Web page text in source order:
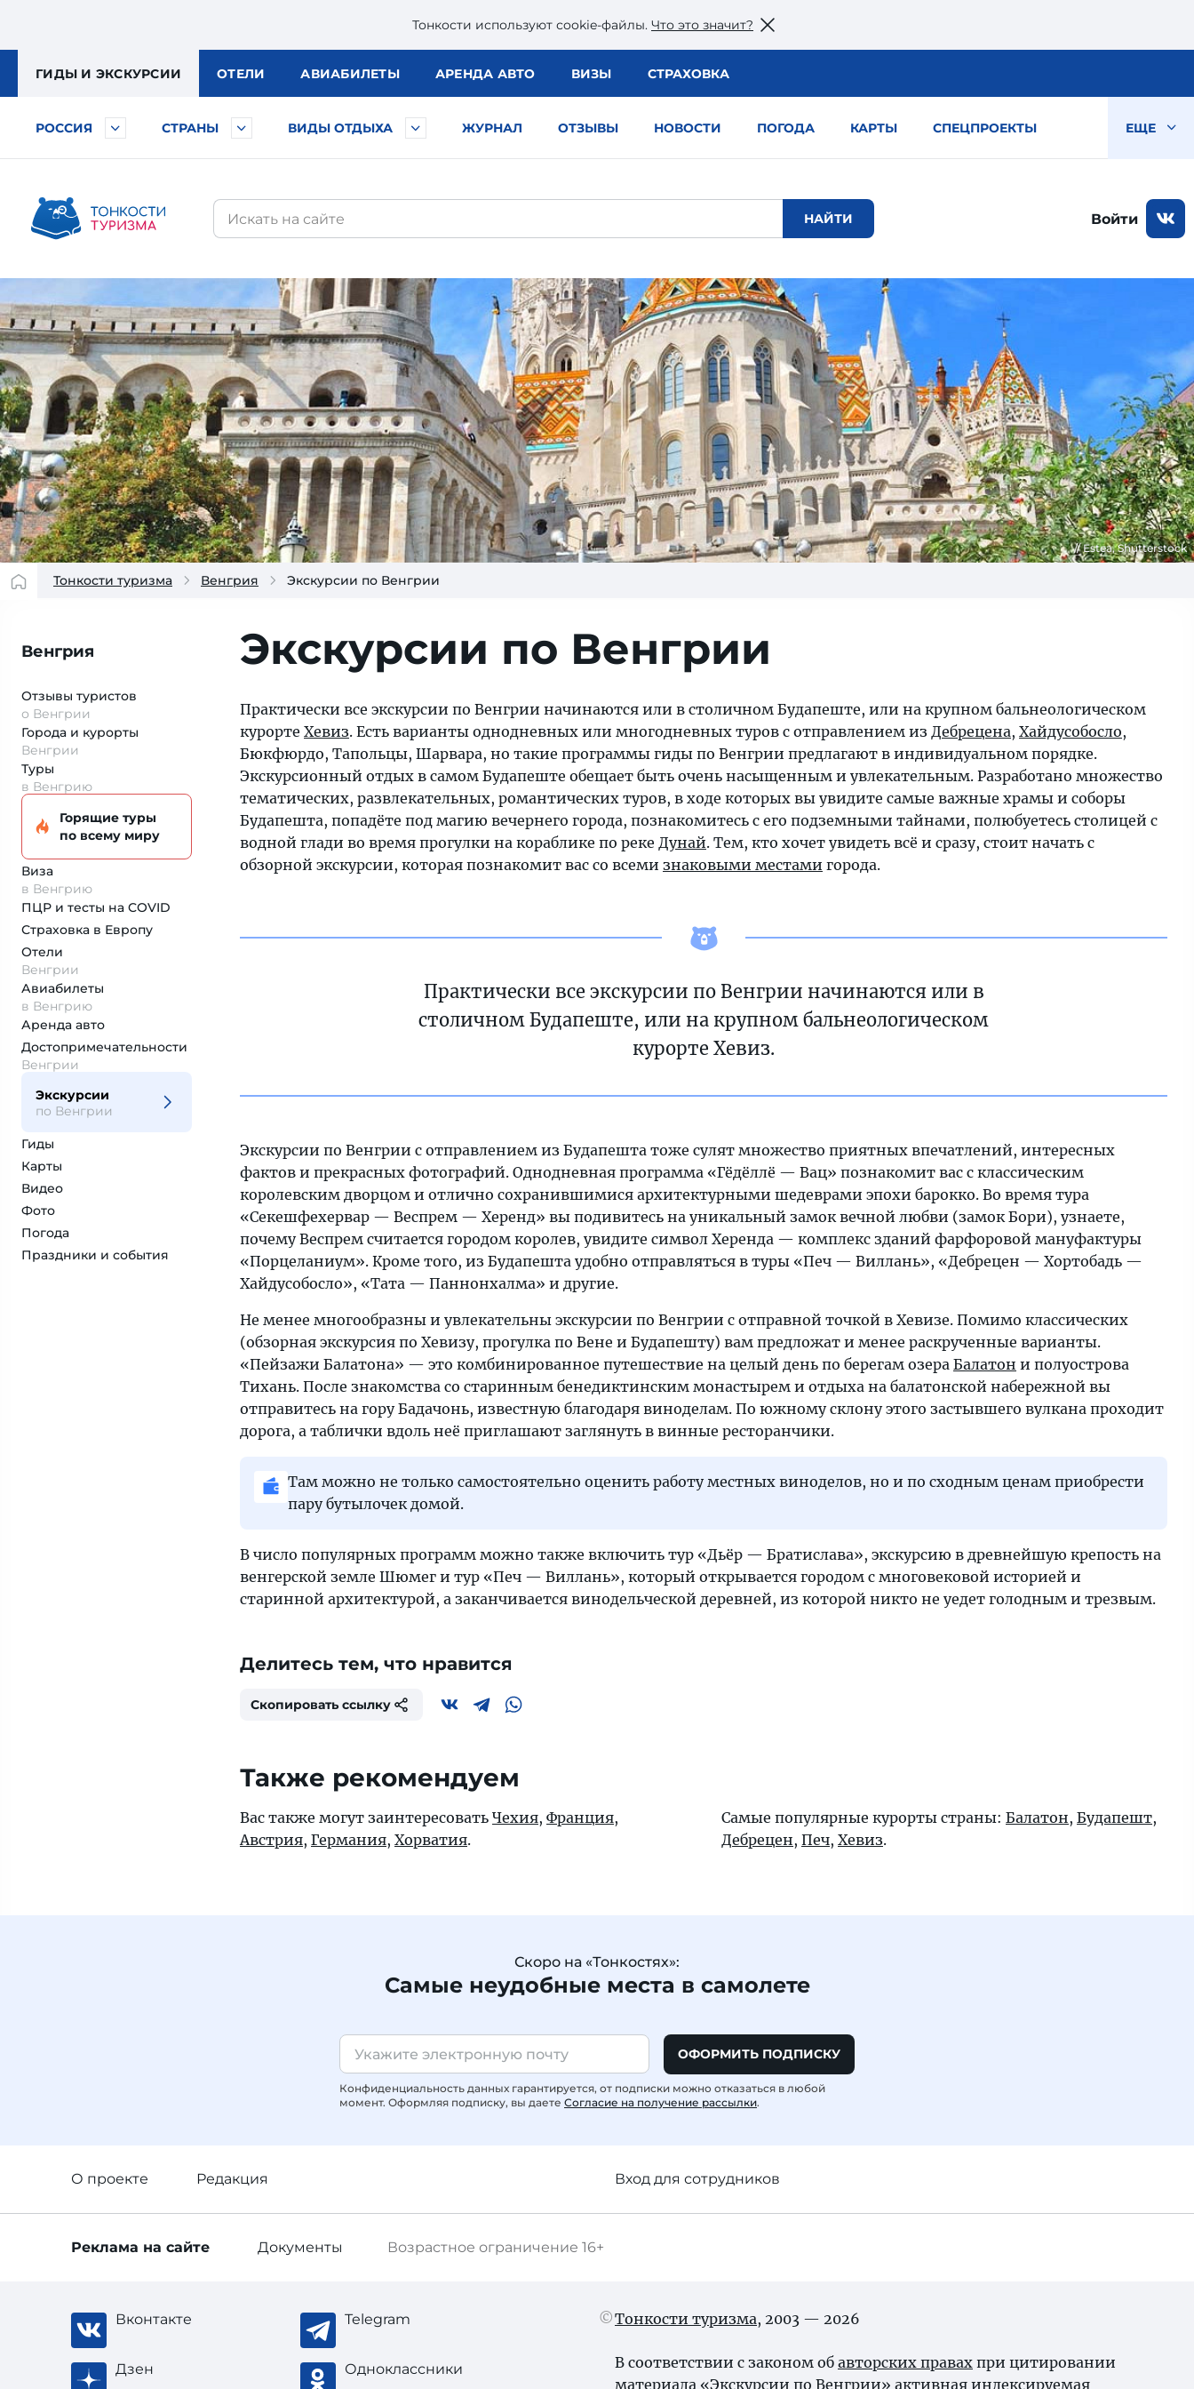
Тонкости используют сookie-файлы. Что это значит?
ГИДЫ И ЭКСКУРСИИ ОТЕЛИ АВИАБИЛЕТЫ АРЕНДА АВТО ВИЗЫ СТРАХОВКА
РОССИЯ СТРАНЫ ВИДЫ ОТДЫХА ЖУРНАЛ ОТЗЫВЫ НОВОСТИ ПОГОДА КАРТЫ СПЕЦПРОЕКТЫ ЕЩЕ
Войти
Estea, Shutterstock
Тонкости туризма Венгрия Экскурсии по Венгрии
Венгрия
Отзывы туристов
о Венгрии
Города и курорты
Венгрии
Туры
в Венгрию
Горящие туры
по всему миру
Виза
в Венгрию
ПЦР и тесты на COVID
Страховка в Европу
Отели
Венгрии
Авиабилеты
в Венгрию
Аренда авто
Достопримеча­тельности
Венгрии
Экскурсии
по Венгрии
Гиды
Карты
Видео
Фото
Погода
Праздники и события
Экскурсии по Венгрии
Практически все экскурсии по Венгрии начинаются или в столичном Будапеште, или на крупном бальнеологическом
курорте Хевиз. Есть варианты однодневных или многодневных туров с отправлением из Дебрецена, Хайдусобосло,
Бюкфюрдо, Тапольцы, Шарвара, но такие программы гиды по Венгрии предлагают в индивидуальном порядке.
Экскурсионный отдых в самом Будапеште обещает быть очень насыщенным и увлекательным. Разработано множество
тематических, развлекательных, романтических туров, в ходе которых вы увидите самые важные храмы и соборы
Будапешта, попадёте под магию вечернего города, познакомитесь с его подземными тайнами, полюбуетесь столицей с
водной глади во время прогулки на кораблике по реке Дунай. Тем, кто хочет увидеть всё и сразу, стоит начать с
обзорной экскурсии, которая познакомит вас со всеми знаковыми местами города.
Практически все экскурсии по Венгрии начинаются или в
столичном Будапеште, или на крупном бальнеологическом
курорте Хевиз.
Экскурсии по Венгрии с отправлением из Будапешта тоже сулят множество приятных впечатлений, интересных
фактов и прекрасных фотографий. Однодневная программа «Гёдёллё — Вац» познакомит вас с классическим
королевским дворцом и отлично сохранившимися архитектурными шедеврами эпохи барокко. Во время тура
«Секешфехервар — Веспрем — Херенд» вы подивитесь на уникальный замок вечной любви (замок Бори), узнаете,
почему Веспрем считается городом королев, увидите символ Херенда — комплекс зданий фарфоровой мануфактуры
«Порцеланиум». Кроме того, из Будапешта удобно отправляться в туры «Печ — Виллань», «Дебрецен — Хортобадь —
Хайдусобосло», «Тата — Паннонхалма» и другие.
Не менее многообразны и увлекательны экскурсии по Венгрии с отправной точкой в Хевизе. Помимо классических
(обзорная экскурсия по Хевизу, прогулка по Вене и Будапешту) вам предложат и менее раскрученные варианты.
«Пейзажи Балатона» — это комбинированное путешествие на целый день по берегам озера Балатон и полуострова
Тихань. После знакомства со старинным бенедиктинским монастырем и отдыха на балатонской набережной вы
отправитесь на гору Бадачонь, известную благодаря виноделам. По южному склону этого застывшего вулкана проходит
дорога, а таблички вдоль неё приглашают заглянуть в винные ресторанчики.
Там можно не только самостоятельно оценить работу местных виноделов, но и по сходным ценам приобрести
пару бутылочек домой.
В число популярных программ можно также включить тур «Дьёр — Братислава», экскурсию в древнейшую крепость на
венгерской земле Шюмег и тур «Печ — Виллань», который открывается городом с многовековой историей и
старинной архитектурой, а заканчивается винодельческой деревней, из которой никто не уедет голодным и трезвым.
Делитесь тем, что нравится
Скопировать ссылку
Также рекомендуем
Вас также могут заинтересовать Чехия, Франция,
Австрия, Германия, Хорватия.
Самые популярные курорты страны: Балатон, Будапешт,
Дебрецен, Печ, Хевиз.
Скоро на «Тонкостях»:
Самые неудобные места в самолете
ОФОРМИТЬ ПОДПИСКУ
Конфиденциальность данных гарантируется, от подписки можно отказаться в любой
момент. Оформляя подписку, вы даете Согласие на получение рассылки.
О проекте Редакция Вход для сотрудников
Возрастное ограничение 16+
Реклама на сайте Документы
Вконтакте Telegram
Дзен Одноклассники
Тонкости туризма, 2003 — 2026
В соответствии с законом об авторских правах при цитировании
материала «Экскурсии по Венгрии» активная индексируемая